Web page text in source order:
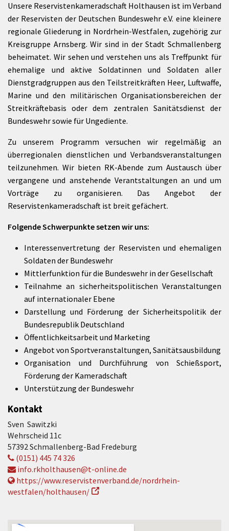
Unsere Reservistenkameradschaft Holthausen ist im Verband
der Reservisten der Deutschen Bundeswehr e.V. eine kleinere
regionale Gliederung in Nordrhein-Westfalen, zugehörig zur
Kreisgruppe Arnsberg. Wir sind in der Stadt Schmallenberg
beheimatet. Wir sehen und verstehen uns als Treffpunkt für
ehemalige und aktive Soldatinnen und Soldaten aller
Dienstgradgruppen aus den Teilstreitkräften Heer, Luftwaffe,
Marine und den militärischen Organisationsbereichen der
Streitkräftebasis oder dem zentralen Sanitätsdienst der
Bundeswehr sowie für Ungediente.
Zu unserem Programm versuchen wir regelmäßig an
überregionalen dienstlichen und Verbandsveranstaltungen
teilzunehmen. Wir bieten RK-Abende zum Austausch über
vergangene und anstehende Verantstaltungen an und um
Vorträge zu organisieren. Das Angebot der
Reservistenkameradschaft ist breit gefächert.
Folgende Schwerpunkte setzen wir uns:
Interessenvertretung der Reservisten und ehemaligen
Soldaten der Bundeswehr
Mittlerfunktion für die Bundeswehr in der Gesellschaft
Teilnahme an sicherheitspolitischen Veranstaltungen
auf internationaler Ebene
Darstellung und Förderung der Sicherheitspolitik der
Bundesrepublik Deutschland
Öffentlichkeitsarbeit und Marketing
Angebot von Sportveranstaltungen, Sanitätsausbildung
Organisation und Durchführung von Schießsport,
Förderung der Kameradschaft
Unterstützung der Bundeswehr
Kontakt
Sven Sawitzki
Wehrscheid 11c
57392 Schmallenberg-Bad Fredeburg
(0151) 445 74 326
info.rkholthausen@t-online.de
https://www.reservistenverband.de/nordrhein-
westfalen/holthausen/